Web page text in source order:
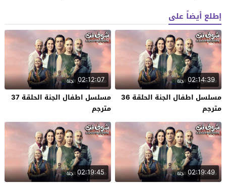
إطلع أيضاً على
02:14:39
مسلسل اطفال الجنة الحلقة 36
مترجم
02:12:07
مسلسل اطفال الجنة الحلقة 37
مترجم
02:19:49
02:19:45